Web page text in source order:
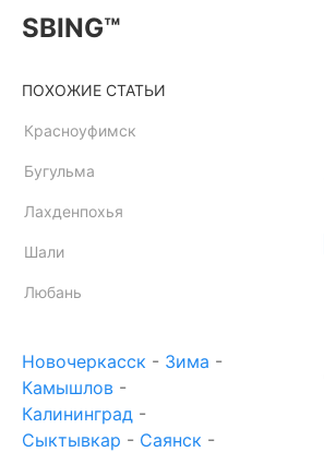
SBING™
ПОХОЖИЕ СТАТЬИ
Красноуфимск
Бугульма
Лахденпохья
Шали
Любань
Новочеркасск - Зима -
Камышлов -
Калининград -
Сыктывкар - Саянск -